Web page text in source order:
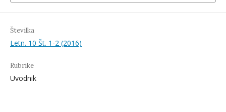
Številka
Letn. 10 Št. 1-2 (2016)
Rubrike
Uvodnik